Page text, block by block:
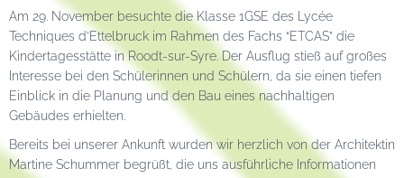
Am 29. November besuchte die Klasse 1GSE des Lycée
Techniques d’Ettelbruck im Rahmen des Fachs “ETCAS” die
Kindertagesstätte in Roodt-sur-Syre. Der Ausflug stieß auf großes
Interesse bei den Schülerinnen und Schülern, da sie einen tiefen
Einblick in die Planung und den Bau eines nachhaltigen
Gebäudes erhielten.
Bereits bei unserer Ankunft wurden wir herzlich von der Architektin
Martine Schummer begrüßt, die uns ausführliche Informationen